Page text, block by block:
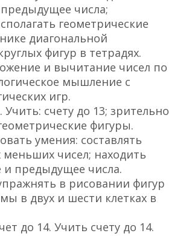
числа;
геометрические
диагональной
фигур в тетрадях.
и вычитание чисел по
мышление с
игр.
Учить: счету до 13; зрительно
фигуры.
умения: составлять
меньших чисел; находить
предыдущее числа.
в рисовании фигур
в двух и шести клетках в
до 14. Учить счету до 14.